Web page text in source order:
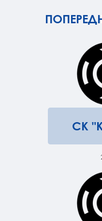
СК